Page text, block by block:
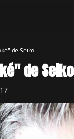
de Seiko
de Seiko